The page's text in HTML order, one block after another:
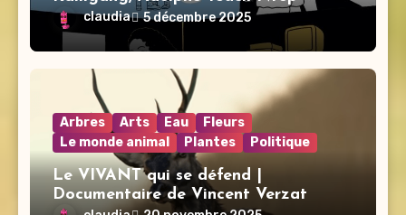
claudia 5 décembre 2025
Arbres Arts Eau
Fleurs
Le monde animal
Plantes Politique
Le VIVANT qui se défend |
Documentaire de Vincent Verzat